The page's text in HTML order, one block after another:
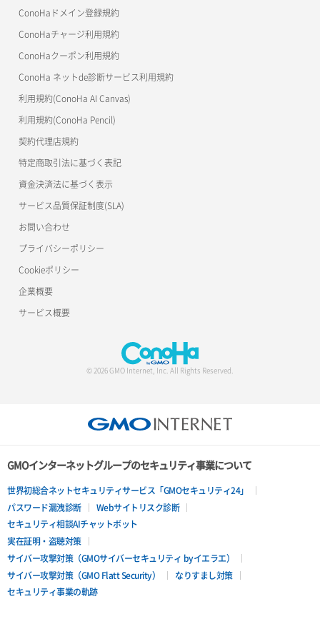
美雲このは徹底ガイド
ConoHaドメイン登録規約
ConoHaチャージ利用規約
ConoHaクーポン利用規約
ConoHa ネットde診断サービス利用規約
利用規約(ConoHa AI Canvas)
利用規約(ConoHa Pencil)
契約代理店規約
特定商取引法に基づく表記
資金決済法に基づく表示
サービス品質保証制度(SLA)
お問い合わせ
プライバシーポリシー
Cookieポリシー
企業概要
サービス概要
© 2026 GMO Internet, Inc. All Rights Reserved.
GMOインターネットグループのセキュリティ事業について
世界初総合ネットセキュリティサービス「GMOセキュリティ24」
パスワード漏洩診断
Webサイトリスク診断
セキュリティ相談AIチャットボット
実在証明・盗聴対策
サイバー攻撃対策（GMOサイバーセキュリティ byイエラエ）
サイバー攻撃対策（GMO Flatt Security）
なりすまし対策
セキュリティ事業の軌跡